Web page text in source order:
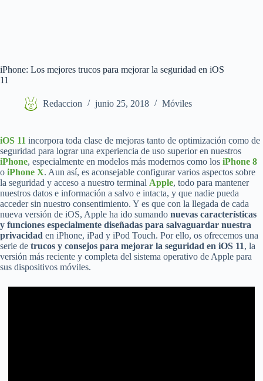
iPhone: Los mejores trucos para mejorar la seguridad en iOS
11
Redaccion junio 25, 2018 Móviles
iOS 11 incorpora toda clase de mejoras tanto de optimización como de
seguridad para lograr una experiencia de uso superior en nuestros
iPhone, especialmente en modelos más modernos como los iPhone 8
o iPhone X. Aun así, es aconsejable configurar varios aspectos sobre
la seguridad y acceso a nuestro terminal Apple, todo para mantener
nuestros datos e información a salvo e intacta, y que nadie pueda
acceder sin nuestro consentimiento. Y es que con la llegada de cada
nueva versión de iOS, Apple ha ido sumando nuevas características
y funciones especialmente diseñadas para salvaguardar nuestra
privacidad en iPhone, iPad y iPod Touch. Por ello, os ofrecemos una
serie de trucos y consejos para mejorar la seguridad en iOS 11, la
versión más reciente y completa del sistema operativo de Apple para
sus dispositivos móviles.